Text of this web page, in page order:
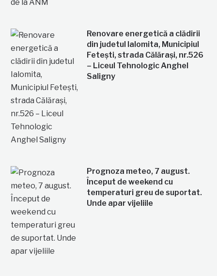
Renovare energetică a clădirii
din judetul Ialomita, Municipiul
Fetești, strada Călărași, nr.526
– Liceul Tehnologic Anghel
Saligny
Prognoza meteo, 7 august.
Început de weekend cu
temperaturi greu de suportat.
Unde apar vijeliile